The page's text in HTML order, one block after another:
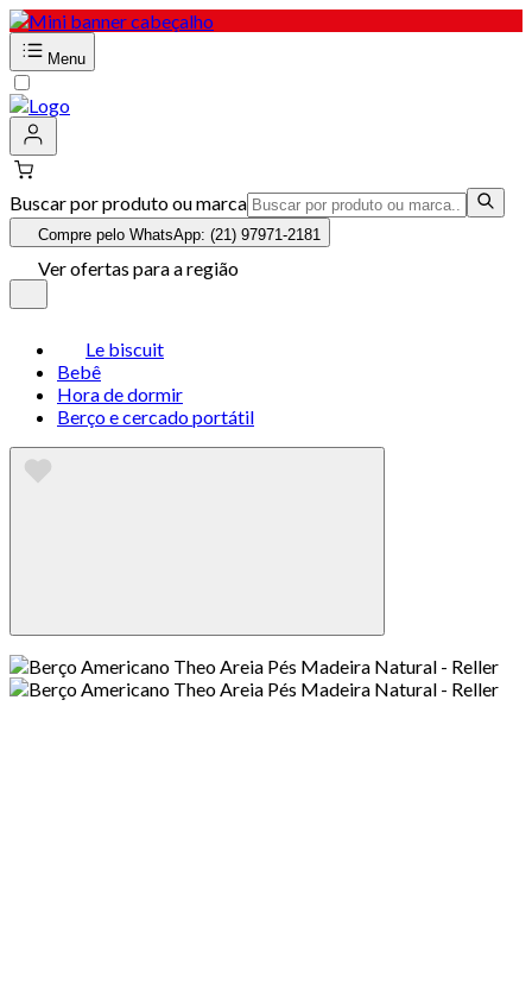
Menu
Buscar por produto ou marca
Compre pelo WhatsApp: (21) 97971-2181
Ver ofertas para a região
Le biscuit
Bebê
Hora de dormir
Berço e cercado portátil